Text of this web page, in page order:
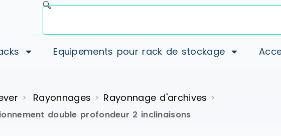
Equipements pour rack de stockage
> Rayonnages > Rayonnage d'archives >
double profondeur 2 inclinaisons